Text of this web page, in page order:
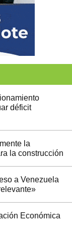
déficit
la
la construcción
a Venezuela
Económica